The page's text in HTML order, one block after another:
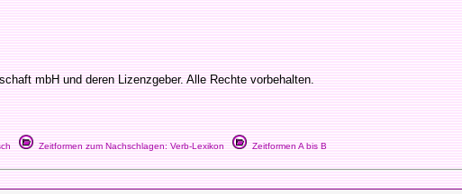
mbH und deren Lizenzgeber. Alle Rechte vorbehalten.
Zeitformen zum Nachschlagen: Verb-Lexikon Zeitformen A bis B